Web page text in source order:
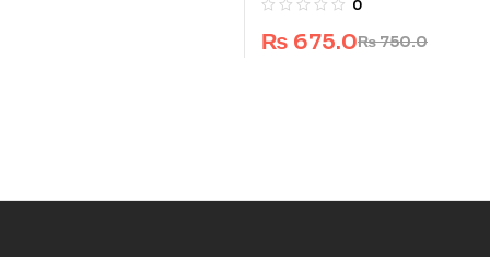
0
₨750.0
₨ 675.0